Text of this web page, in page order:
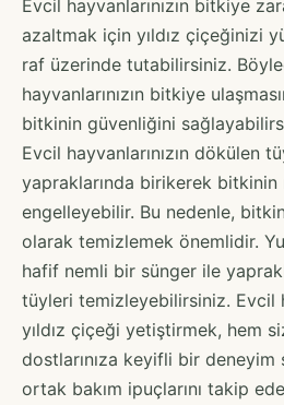
Evcil hayvanlarınızın bitkiye
azaltmak için yıldız çiçeğinizi
raf üzerinde tutabilirsiniz.
hayvanlarınızın bitkiye
bitkinin güvenliğini
Evcil hayvanlarınızın dökülen
yapraklarında birikerek bitkinin
engelleyebilir. Bu nedenle,
olarak temizlemek önemlidir.
hafif nemli bir sünger ile
tüyleri temizleyebilirsiniz. Evcil
yıldız çiçeği yetiştirmek, hem
dostlarınıza keyifli bir deneyim
ortak bakım ipuçlarını takip